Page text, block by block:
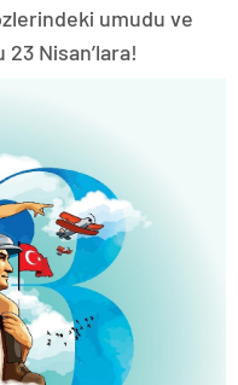
umudu ve
Nisan’lara!